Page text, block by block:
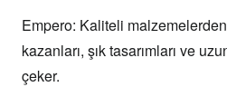
Empero: Kaliteli
kazanları, şık tasarımları ve
çeker.